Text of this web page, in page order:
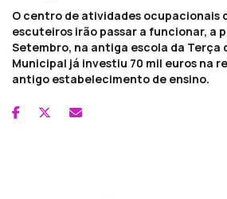
O centro de atividades ocupacionais
escuteiros irão passar a funcionar, a
Setembro, na antiga escola da Terça
Municipal já investiu 70 mil euros na
antigo estabelecimento de ensino.